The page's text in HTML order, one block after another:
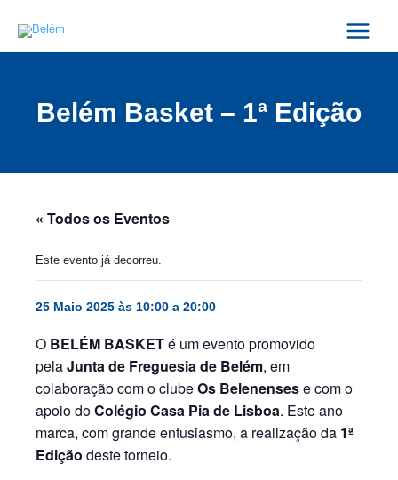
Belém Basket – 1ª Edição
« Todos os Eventos
Este evento já decorreu.
25 Maio 2025 às 10:00 a 20:00
O BELÉM BASKETé um evento promovido
pelaJunta de Freguesia de Belém, em
colaboração com o clubeOs Belenensese com o
apoio doColégio Casa Pia de Lisboa. Este ano
marca, com grande entusiasmo, a realização da 1ª
Edição deste torneio.